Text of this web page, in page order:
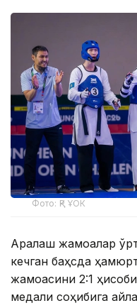
Фото: ҚР ҰОК
Аралаш жамоалар
кечган баҳсда
жамоасини 2:1
медали соҳибига